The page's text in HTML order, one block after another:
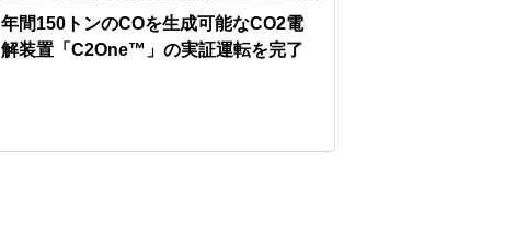
年間150トンのCOを生成可能なCO2電
解装置「C2One™」の実証運転を完了